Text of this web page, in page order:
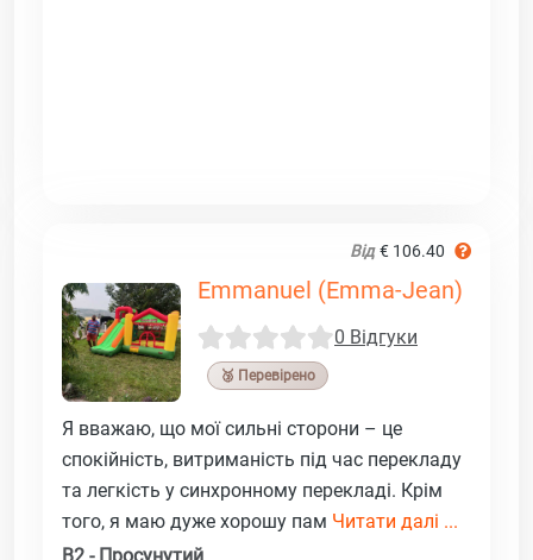
Від € 106.40
Emmanuel (Emma-Jean)
0 Відгуки
🥉 Перевірено
Я вважаю, що мої сильні сторони – це
спокійність, витриманість під час перекладу
та легкість у синхронному перекладі. Крім
того, я маю дуже хорошу пам Читати далі ...